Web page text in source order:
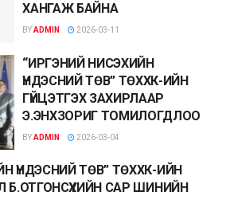
ХАНГАЖ БАЙНА
BYADMIN 2026-03-11
“ИРГЭНИЙ НИСЭХИЙН
ҮНДЭСНИЙ ТӨВ” ТӨХХК-ИЙН
ГҮЙЦЭТГЭХ ЗАХИРЛААР
Э.ЭНХЗОРИГ ТОМИЛОГДЛОО
BYADMIN 2026-03-04
ҮНДЭСНИЙ ТӨВ” ТӨХХК-ИЙН
Б.ОТГОНСҮХИЙН САР ШИНИЙН